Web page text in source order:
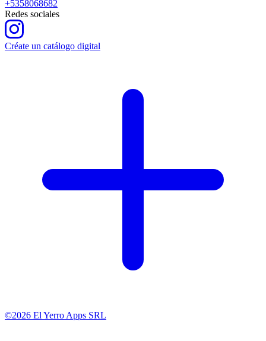
+5358068682
Redes sociales
Créate un catálogo digital
©2026 El Yerro Apps SRL